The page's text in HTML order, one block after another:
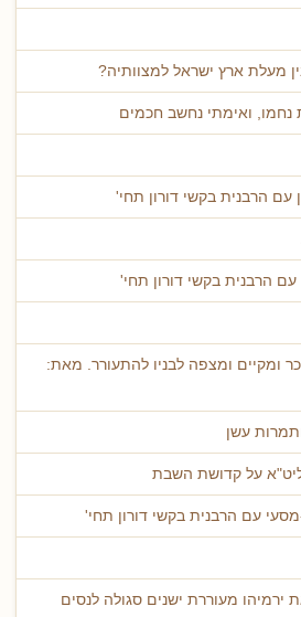
מעלת ארץ ישראל למצוותיה?
ואימתי נחשב חכמים
הרבנית בקשי דורון תחי'
הרבנית בקשי דורון תחי'
ומקיים ומצפה לבניו להתעורר. מאת:
עשן
על קדושת השבת
עם הרבנית בקשי דורון תחי'
מעוררת ישנים סגולה לנסים